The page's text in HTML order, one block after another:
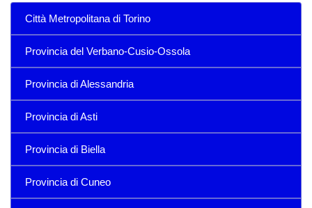
Città Metropolitana di Torino
Provincia del Verbano-Cusio-Ossola
Provincia di Alessandria
Provincia di Asti
Provincia di Biella
Provincia di Cuneo